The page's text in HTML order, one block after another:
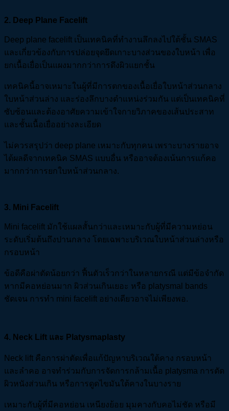
2. Deep Plane Facelift
Deep plane facelift เป็นเทคนิคที่ทำงานลึกลงไปใต้ชั้น SMAS
และเกี่ยวข้องกับการปล่อยจุดยึดเกาะบางส่วนของใบหน้า เพื่อ
ยกเนื้อเยื่อเป็นแผงมากกว่าการดึงผิวแยกชั้น
เทคนิคนี้อาจเหมาะในผู้ที่มีการตกของเนื้อเยื่อใบหน้าส่วนกลาง
ใบหน้าส่วนล่าง และร่องลึกบางตำแหน่งร่วมกัน แต่เป็นเทคนิคที่
ซับซ้อนและต้องอาศัยความเข้าใจกายวิภาคของเส้นประสาท
และชั้นเนื้อเยื่ออย่างละเอียด
ไม่ควรสรุปว่า deep plane เหมาะกับทุกคน เพราะบางรายอาจ
ได้ผลดีจากเทคนิค SMAS แบบอื่น หรืออาจต้องเน้นการแก้คอ
มากกว่าการยกใบหน้าส่วนกลาง.
3. Mini Facelift
Mini facelift มักใช้แผลสั้นกว่าและเหมาะกับผู้ที่มีความหย่อน
ระดับเริ่มต้นถึงปานกลาง โดยเฉพาะบริเวณใบหน้าส่วนล่างหรือ
กรอบหน้า
ข้อดีคือผ่าตัดน้อยกว่า ฟื้นตัวเร็วกว่าในหลายกรณี แต่มีข้อจำกัด
หากมีคอหย่อนมาก ผิวส่วนเกินเยอะ หรือ platysmal bands
ชัดเจน การทำ mini facelift อย่างเดียวอาจไม่เพียงพอ.
4. Neck Lift และ Platysmaplasty
Neck lift คือการผ่าตัดเพื่อแก้ปัญหาบริเวณใต้คาง กรอบหน้า
และลำคอ อาจทำร่วมกับการจัดการกล้ามเนื้อ platysma การตัด
ผิวหนังส่วนเกิน หรือการดูดไขมันใต้คางในบางราย
เหมาะกับผู้ที่มีคอหย่อน เหนียงย้อย มุมคางกับคอไม่ชัด หรือมี